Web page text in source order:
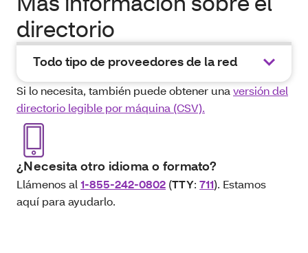
directorio
Todo tipo de proveedores de la red
Si lo necesita, también puede obtener una versión del
directorio legible por máquina (CSV).
¿Necesita otro idioma o formato?
Llámenos al 1-855-242-0802 (TTY:711). Estamos
aquí para ayudarlo.